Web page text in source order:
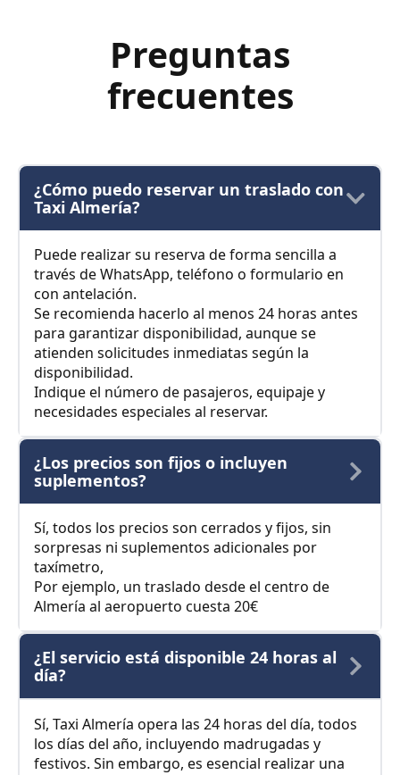
Preguntas
frecuentes
¿Cómo puedo reservar un traslado con
Taxi Almería?
Puede realizar su reserva de forma sencilla a
través de WhatsApp, teléfono o formulario en
con antelación.
Se recomienda hacerlo al menos 24 horas antes
para garantizar disponibilidad, aunque se
atienden solicitudes inmediatas según la
disponibilidad.
Indique el número de pasajeros, equipaje y
necesidades especiales al reservar.
¿Los precios son fijos o incluyen
suplementos?
Sí, todos los precios son cerrados y fijos, sin
sorpresas ni suplementos adicionales por
taxímetro,
Por ejemplo, un traslado desde el centro de
Almería al aeropuerto cuesta 20€
¿El servicio está disponible 24 horas al
día?
Sí, Taxi Almería opera las 24 horas del día, todos
los días del año, incluyendo madrugadas y
festivos. Sin embargo, es esencial realizar una